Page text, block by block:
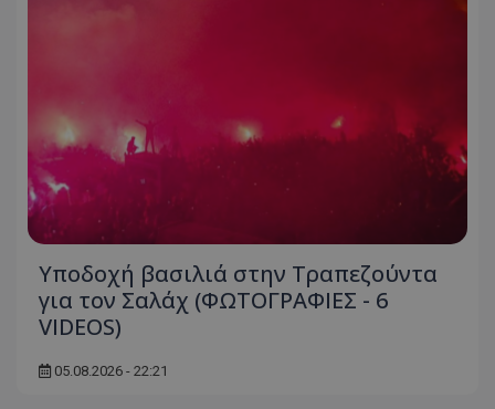
Υποδοχή βασιλιά στην Τραπεζούντα
για τον Σαλάχ (ΦΩΤΟΓΡΑΦΙΕΣ - 6
VIDEOS)
05.08.2026 - 22:21